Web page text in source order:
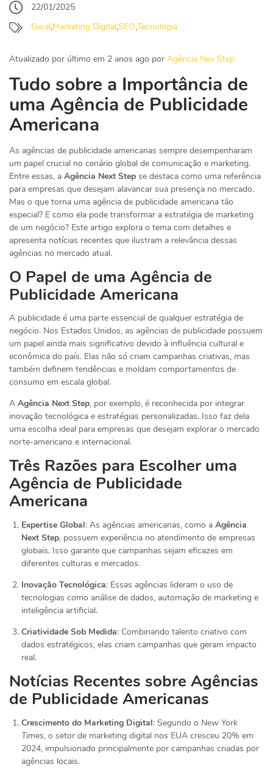
22/01/2025
Geral,Marketing Digital,SEO,Tecnologia
Atualizado por último em 2 anos ago por Agência Nex Step
Tudo sobre a Importância de
uma Agência de Publicidade
Americana
As agências de publicidade americanas sempre desempenharam
um papel crucial no cenário global de comunicação e marketing.
Entre essas, a Agência Next Step se destaca como uma referência
para empresas que desejam alavancar sua presença no mercado.
Mas o que torna uma agência de publicidade americana tão
especial? E como ela pode transformar a estratégia de marketing
de um negócio? Este artigo explora o tema com detalhes e
apresenta notícias recentes que ilustram a relevância dessas
agências no mercado atual.
O Papel de uma Agência de
Publicidade Americana
A publicidade é uma parte essencial de qualquer estratégia de
negócio. Nos Estados Unidos, as agências de publicidade possuem
um papel ainda mais significativo devido à influência cultural e
econômica do país. Elas não só criam campanhas criativas, mas
também definem tendências e moldam comportamentos de
consumo em escala global.
A Agência Next Step, por exemplo, é reconhecida por integrar
inovação tecnológica e estratégias personalizadas. Isso faz dela
uma escolha ideal para empresas que desejam explorar o mercado
norte-americano e internacional.
Três Razões para Escolher uma
Agência de Publicidade
Americana
Expertise Global: As agências americanas, como a Agência
Next Step, possuem experiência no atendimento de empresas
globais. Isso garante que campanhas sejam eficazes em
diferentes culturas e mercados.
Inovação Tecnológica: Essas agências lideram o uso de
tecnologias como análise de dados, automação de marketing e
inteligência artificial.
Criatividade Sob Medida: Combinando talento criativo com
dados estratégicos, elas criam campanhas que geram impacto
real.
Notícias Recentes sobre Agências
de Publicidade Americanas
Crescimento do Marketing Digital: Segundo o New York
Times, o setor de marketing digital nos EUA cresceu 20% em
2024, impulsionado principalmente por campanhas criadas por
agências locais.